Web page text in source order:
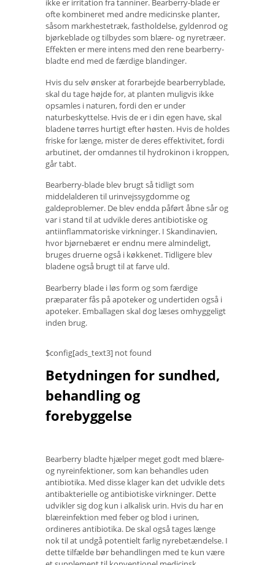
ikke er irritation fra tanniner. Bearberry-blade er
ofte kombineret med andre medicinske planter,
såsom markhestetræk, fastholdelse, gyldenrod og
bjørkeblade og tilbydes som blære- og nyretræer.
Effekten er mere intens med den rene bearberry-
bladte end med de færdige blandinger.
Hvis du selv ønsker at forarbejde bearberryblade,
skal du tage højde for, at planten muligvis ikke
opsamles i naturen, fordi den er under
naturbeskyttelse. Hvis de er i din egen have, skal
bladene tørres hurtigt efter høsten. Hvis de holdes
friske for længe, ​​mister de deres effektivitet, fordi
arbutinet, der omdannes til hydrokinon i kroppen,
går tabt.
Bearberry-blade blev brugt så tidligt som
middelalderen til urinvejssygdomme og
galdeproblemer. De blev endda påført åbne sår og
var i stand til at udvikle deres antibiotiske og
antiinflammatoriske virkninger. I Skandinavien,
hvor bjørnebæret er endnu mere almindeligt,
bruges druerne også i køkkenet. Tidligere blev
bladene også brugt til at farve uld.
Bearberry blade i løs form og som færdige
præparater fås på apoteker og undertiden også i
apoteker. Emballagen skal dog læses omhyggeligt
inden brug.
$config[ads_text3] not found
Betydningen for sundhed,
behandling og
forebyggelse
Bearberry bladte hjælper meget godt med blære-
og nyreinfektioner, som kan behandles uden
antibiotika. Med disse klager kan det udvikle dets
antibakterielle og antibiotiske virkninger. Dette
udvikler sig dog kun i alkalisk urin. Hvis du har en
blæreinfektion med feber og blod i urinen,
ordineres antibiotika. De skal også tages længe
nok til at undgå potentielt farlig nyrebetændelse. I
dette tilfælde bør behandlingen med te kun være